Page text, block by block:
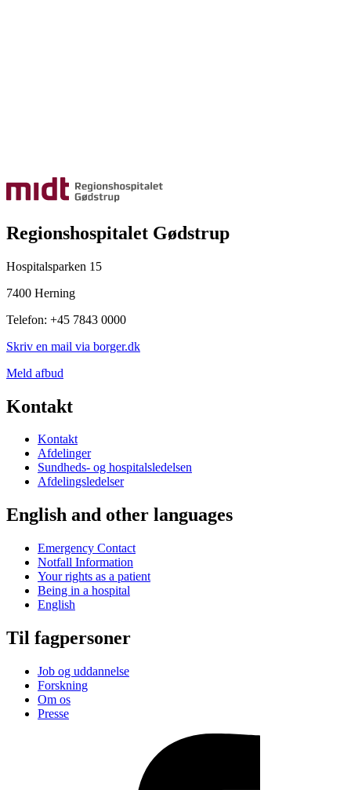
Regionshospitalet Gødstrup
Hospitalsparken 15
7400 Herning
Telefon: +45 7843 0000
Skriv en mail via borger.dk
Meld afbud
Kontakt
Kontakt
Afdelinger
Sundheds- og hospitalsledelsen
Afdelingsledelser
English and other languages
Emergency Contact
Notfall Information
Your rights as a patient
Being in a hospital
English
Til fagpersoner
Job og uddannelse
Forskning
Om os
Presse